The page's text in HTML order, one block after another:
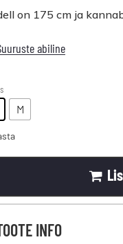
on 175 cm ja
abiline
M
INFO